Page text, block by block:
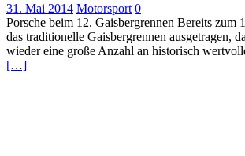
31. Mai 2014 Motorsport 0
Porsche beim 12. Gaisbergrennen Bereits zum
das traditionelle Gaisbergrennen ausgetragen,
wieder eine große Anzahl an historisch
[…]